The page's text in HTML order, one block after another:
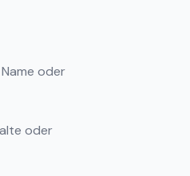
oder
oder